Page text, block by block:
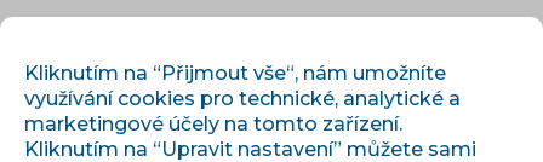
Kliknutím na “Přijmout vše“, nám umožníte
využívání cookies pro technické, analytické a
marketingové účely na tomto zařízení.
Kliknutím na “Upravit nastavení” můžete sami